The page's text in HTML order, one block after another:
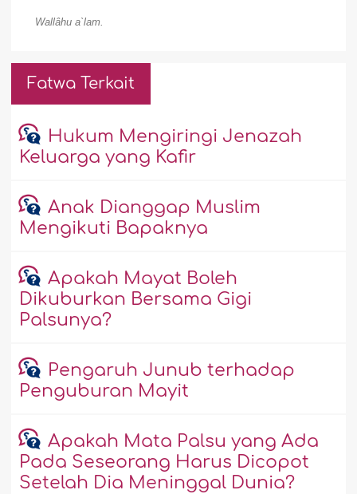
Wallâhu a`lam.
Fatwa Terkait
Hukum Mengiringi Jenazah
Keluarga yang Kafir
Anak Dianggap Muslim
Mengikuti Bapaknya
Apakah Mayat Boleh
Dikuburkan Bersama Gigi
Palsunya?
Pengaruh Junub terhadap
Penguburan Mayit
Apakah Mata Palsu yang Ada
Pada Seseorang Harus Dicopot
Setelah Dia Meninggal Dunia?